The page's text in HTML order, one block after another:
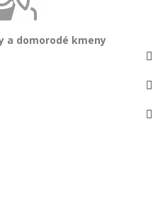
a domorodé kmeny